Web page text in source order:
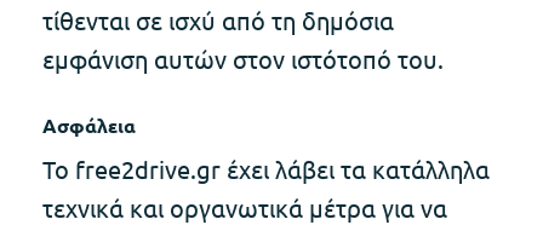
τίθενται σε ισχύ από τη δημόσια
εμφάνιση αυτών στον ιστότοπό του.
Ασφάλεια
Το free2drive.gr έχει λάβει τα κατάλληλα
τεχνικά και οργανωτικά μέτρα για να